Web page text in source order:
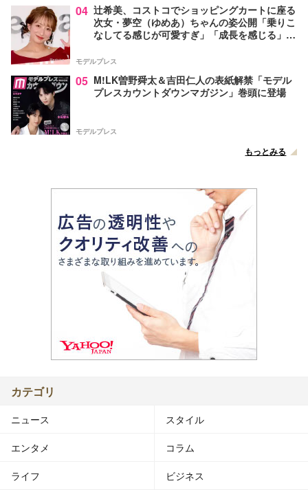
04 辻希美、コストコでショッピングカートに座る
次女・夢空（ゆめあ）ちゃんの姿公開「乗りこ
なしてる感じが可愛すぎ」「成長を感じる」の
モデルプレス
05 M!LK曽野舜太＆吉田仁人の表紙解禁「モデル
プレスカウントダウンマガジン」巻頭に登場
モデルプレス
もっとみる
カテゴリ
ニュース スタイル
エンタメ コラム
ライフ ビジネス